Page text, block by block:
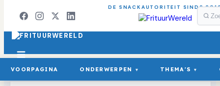
DE SNACKAUTORITEIT SINDS
VOORPAGINA ONDERWERPEN ▾ THEMA'S ▾